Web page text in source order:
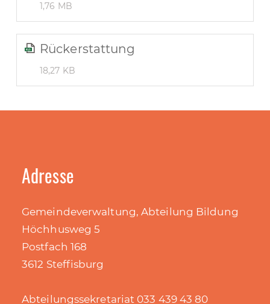
1,76 MB
Rückerstattung
18,27 KB
Adresse
Gemeindeverwaltung, Abteilung Bildung
Höchhusweg 5
Postfach 168
3612 Steffisburg
Abteilungssekretariat 033 439 43 80